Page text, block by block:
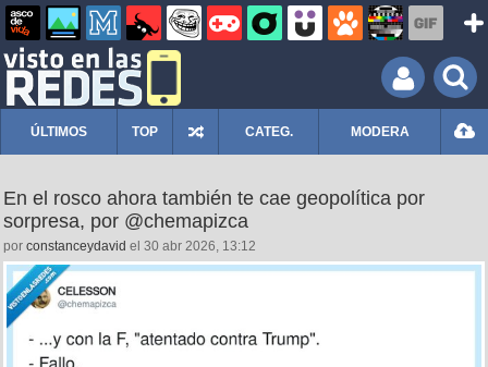
ÚLTIMOS TOP CATEG. MODERA
En el rosco ahora también te cae geopolítica por
sorpresa, por @chemapizca
por constanceydavid el 30 abr 2026, 13:12